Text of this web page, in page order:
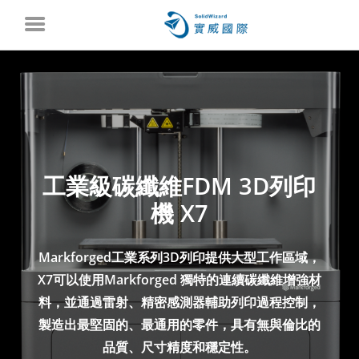
工業級碳纖維FDM 3D列印
機 X7
Markforged工業系列3D列印提供大型工作區域，
X7可以使用Markforged 獨特的連續碳纖維增強材
料，並通過雷射、精密感測器輔助列印過程控制，
製造出最堅固的、最通用的零件，具有無與倫比的
品質、尺寸精度和穩定性。